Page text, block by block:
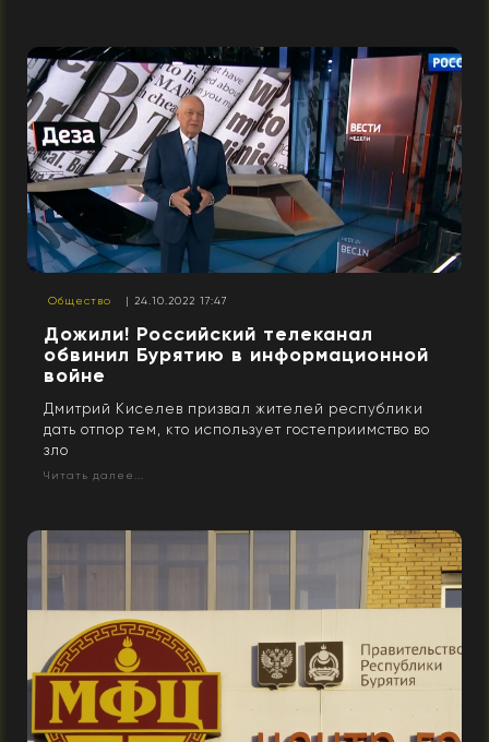
Общество | 24.10.2022 17:47
Дожили! Российский телеканал
обвинил Бурятию в информационной
войне
Дмитрий Киселев призвал жителей республики
дать отпор тем, кто использует гостеприимство во
зло
Читать далее...